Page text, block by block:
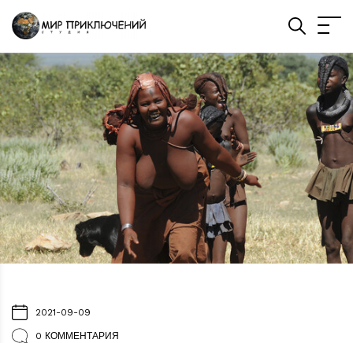
2021-09-09
0 КОММЕНТАРИЯ